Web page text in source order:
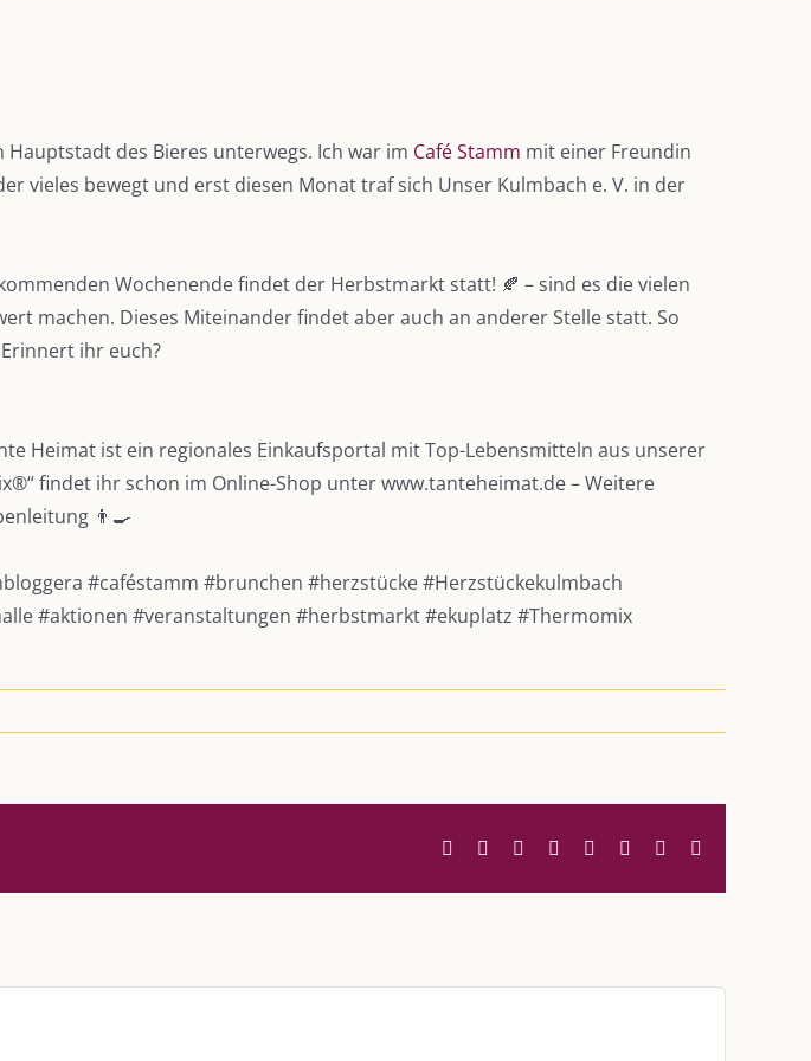
des Bieres unterwegs. Ich war im Café Stamm mit einer Freundin
vieles bewegt und erst diesen Monat traf sich Unser Kulmbach e. V. in der
Wochenende findet der Herbstmarkt statt! 🍂 – sind es die vielen
machen. Dieses Miteinander findet aber auch an anderer Stelle statt. So
ihr euch?
Heimat ist ein regionales Einkaufsportal mit Top-Lebensmitteln aus unserer
findet ihr schon im Online-Shop unter www.tanteheimat.de – Weitere
👨‍🍳
#caféstamm #brunchen #herzstücke#Herzstückekulmbach
#aktionen #veranstaltungen #herbstmarkt#ekuplatz #Thermomix
Facebook
TwitterReddit LinkedInWhatsApp
TumblrPinterest